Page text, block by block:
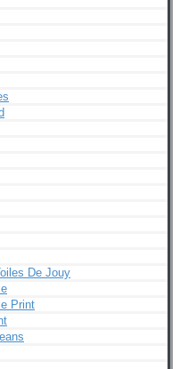
De Jouy
Print